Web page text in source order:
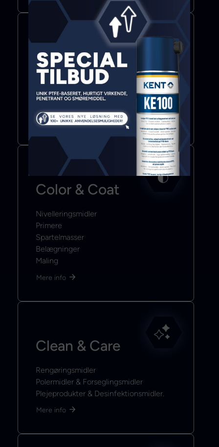
Bond & Seal
Fugemasse
Mere info
Color & Coat
Nivelleringsmidler
Primere
Spartelmasser
Belægninger
Maling
Mere info
Clean & Care
Rengøringsmidler
Polermidler & Forseglingsmidler
Plejeprodukter & Desinfektionsmidler.
Mere info